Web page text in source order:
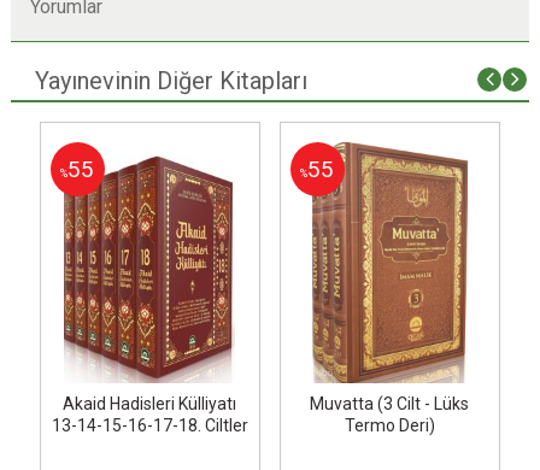
Yorumlar
Yayınevinin Diğer Kitapları
%55
Akaid Hadisleri Külliyatı
13-14-15-16-17-18. Ciltler
%55
Muvatta (3 Cilt - Lüks
Termo Deri)